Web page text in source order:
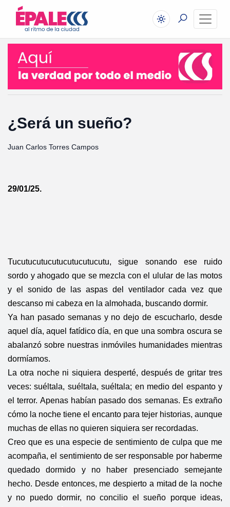
¿Será un sueño?
Juan Carlos Torres Campos
29/01/25.
Tucutucutucutucutucutucutu, sigue sonando ese ruido
sordo y ahogado que se mezcla con el ulular de las motos
y el sonido de las aspas del ventilador cada vez que
descanso mi cabeza en la almohada, buscando dormir.
Ya han pasado semanas y no dejo de escucharlo, desde
aquel día, aquel fatídico día, en que una sombra oscura se
abalanzó sobre nuestras inmóviles humanidades mientras
dormíamos.
La otra noche ni siquiera desperté, después de gritar tres
veces: suéltala, suéltala, suéltala; en medio del espanto y
el terror. Apenas habían pasado dos semanas. Es extraño
cómo la noche tiene el encanto para tejer historias, aunque
muchas de ellas no quieren siquiera ser recordadas.
Creo que es una especie de sentimiento de culpa que me
acompaña, el sentimiento de ser responsable por haberme
quedado dormido y no haber presenciado semejante
hecho. Desde entonces, me despierto a mitad de la noche
y no puedo dormir, no concilio el sueño porque ideas,